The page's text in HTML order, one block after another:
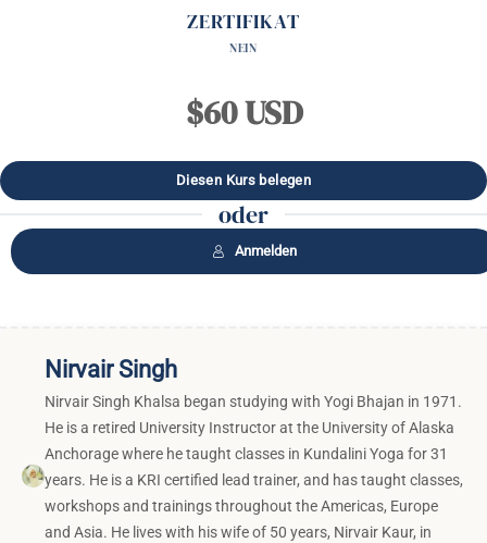
ZERTIFIKAT
NEIN
$60 USD
oder
Anmelden
Nirvair Singh
Nirvair Singh Khalsa began studying with Yogi Bhajan in 1971.
He is a retired University Instructor at the University of Alaska
Anchorage where he taught classes in Kundalini Yoga for 31
years. He is a KRI certified lead trainer, and has taught classes,
workshops and trainings throughout the Americas, Europe
and Asia. He lives with his wife of 50 years, Nirvair Kaur, in